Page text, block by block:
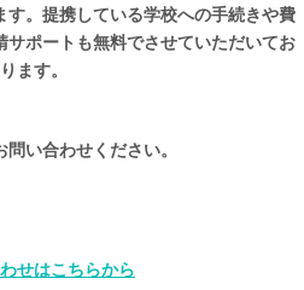
す。提携している学校への手続きや費
ポートも無料でさせていただいてお
ります。
い合わせください。
せはこちらから